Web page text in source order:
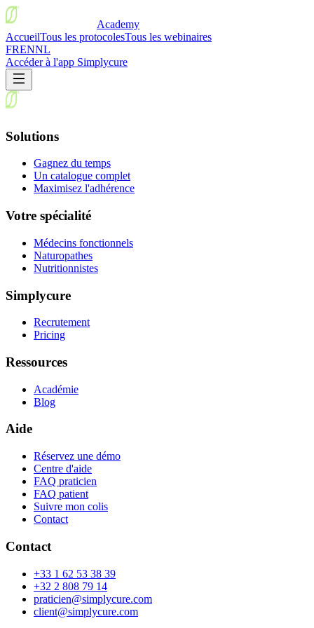
Academy
AccueilTous les protocolesTous les webinaires
FRENNL
Accéder à l'app Simplycure
Solutions
Gagnez du temps
Un catalogue complet
Maximisez l'adhérence
Votre spécialité
Médecins fonctionnels
Naturopathes
Nutritionnistes
Simplycure
Recrutement
Pricing
Ressources
Académie
Blog
Aide
Réservez une démo
Centre d'aide
FAQ praticien
FAQ patient
Suivre mon colis
Contact
Contact
+33 1 62 53 38 39
+32 2 808 79 14
praticien@simplycure.com
client@simplycure.com